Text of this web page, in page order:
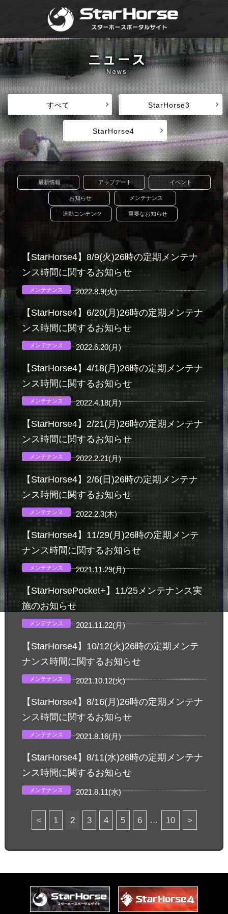
すべて StarHorse3
StarHorse4
最新情報 アップデート イベント
お知らせ メンテナンス
連動コンテンツ 重要なお知らせ
【StarHorse4】8/9(火)26時の定期メンテナ
ンス時間に関するお知らせ
メンテナンス 2022.8.9(火)
【StarHorse4】6/20(月)26時の定期メンテナ
ンス時間に関するお知らせ
メンテナンス 2022.6.20(月)
【StarHorse4】4/18(月)26時の定期メンテナ
ンス時間に関するお知らせ
メンテナンス 2022.4.18(月)
【StarHorse4】2/21(月)26時の定期メンテナ
ンス時間に関するお知らせ
メンテナンス 2022.2.21(月)
【StarHorse4】2/6(日)26時の定期メンテナ
ンス時間に関するお知らせ
メンテナンス 2022.2.3(木)
【StarHorse4】11/29(月)26時の定期メンテ
ナンス時間に関するお知らせ
メンテナンス 2021.11.29(月)
【StarHorsePocket+】11/25メンテナンス実
施のお知らせ
メンテナンス 2021.11.22(月)
【StarHorse4】10/12(火)26時の定期メンテ
ナンス時間に関するお知らせ
メンテナンス 2021.10.12(火)
【StarHorse4】8/16(月)26時の定期メンテナ
ンス時間に関するお知らせ
メンテナンス 2021.8.16(月)
【StarHorse4】8/11(水)26時の定期メンテナ
ンス時間に関するお知らせ
メンテナンス 2021.8.11(水)
< 1 2 3 4 5 6 … 10 >